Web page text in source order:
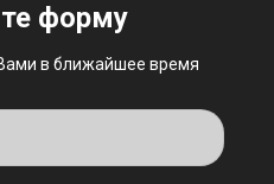
форму
в ближайшее время